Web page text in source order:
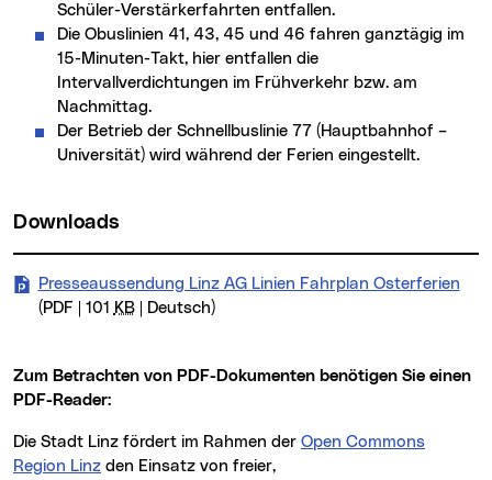
Schüler-Verstärkerfahrten entfallen.
Die Obuslinien 41, 43, 45 und 46 fahren ganztägig im
15-Minuten-Takt, hier entfallen die
Intervallverdichtungen im Frühverkehr bzw. am
Nachmittag.
Der Betrieb der Schnellbuslinie 77 (Hauptbahnhof –
Universität) wird während der Ferien eingestellt.
Downloads
Presseaussendung Linz AG Linien Fahrplan Osterferien
(PDF | 101 KB| Deutsch)
Zum Betrachten von PDF-Dokumenten benötigen Sie einen
PDF-Reader:
Die Stadt Linz fördert im Rahmen der Open Commons
Region Linz den Einsatz von freier,